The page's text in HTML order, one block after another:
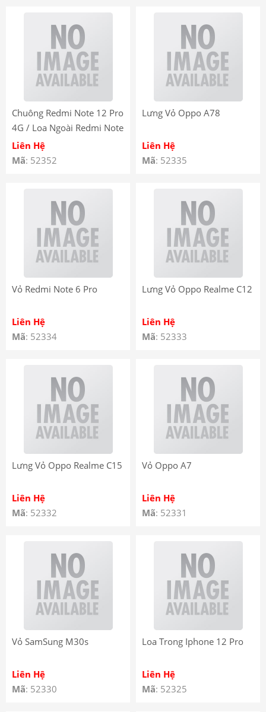
Note 11E 5G có keo OCA
2021 / C31 / Narzo 50i có
Chuông Redmi Note 12 Pro
4G / Loa Ngoài Redmi Note
12 Pro 4G
Liên Hệ
Mã: 52352
Lưng Vỏ Oppo A78
Liên Hệ
Mã: 52335
Vỏ Redmi Note 6 Pro
Liên Hệ
Mã: 52334
Lưng Vỏ Oppo Realme C12
Liên Hệ
Mã: 52333
Lưng Vỏ Oppo Realme C15
Liên Hệ
Mã: 52332
Vỏ Oppo A7
Liên Hệ
Mã: 52331
Vỏ SamSung M30s
Liên Hệ
Mã: 52330
Loa Trong Iphone 12 Pro
Liên Hệ
Mã: 52325